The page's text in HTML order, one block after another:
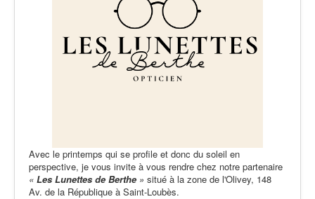
Avec le printemps qui se profile et donc du soleil en
perspective, je vous invite à vous rendre chez notre partenaire
« Les Lunettes de Berthe » situé à la zone de l'Olivey, 148
Av. de la République à Saint-Loubès.